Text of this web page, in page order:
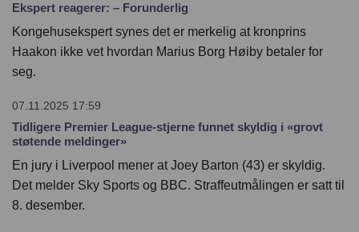
Ekspert reagerer: – Forunderlig
Kongehusekspert synes det er merkelig at kronprins
Haakon ikke vet hvordan Marius Borg Høiby betaler for
seg.
07.11.2025 17:59
Tidligere Premier League-stjerne funnet skyldig i «grovt
støtende meldinger»
En jury i Liverpool mener at Joey Barton (43) er skyldig.
Det melder Sky Sports og BBC. Straffeutmålingen er satt til
8. desember.